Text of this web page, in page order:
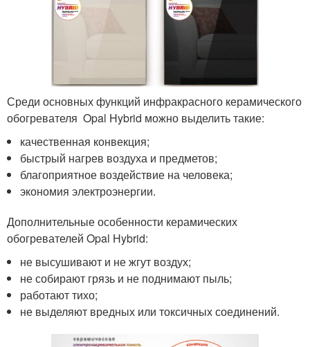
Среди основных функций инфракрасного керамического
обогревателя Opal Hybrid можно выделить такие:
качественная конвекция;
быстрый нагрев воздуха и предметов;
благоприятное воздействие на человека;
экономия электроэнергии.
Дополнительные особенности керамических
обогревателей Opal Hybrid:
не высушивают и не жгут воздух;
не собирают грязь и не поднимают пыль;
работают тихо;
не выделяют вредных или токсичных соединений.